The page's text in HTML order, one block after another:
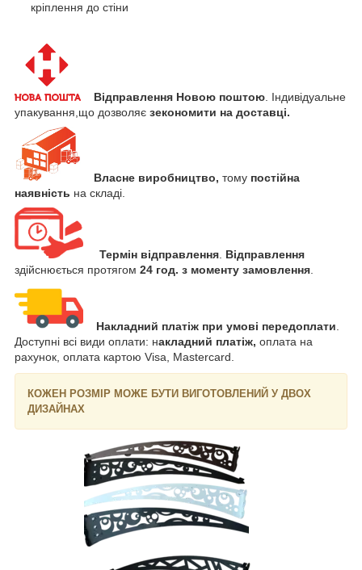
кріплення до стіни
Відправлення Новою поштою. Індивідуальне
упакування,що дозволяє зекономити на доставці.
Власне виробництво, тому постійна
наявність на складі.
Термін відправлення. Відправлення
здійснюється протягом 24 год. з моменту замовлення.
Накладний платіж при умові передоплати
Доступні всі види оплати: накладний платіж, оплата на
рахунок, оплата картою Visa, Mastercard.
КОЖЕН РОЗМІР МОЖЕ БУТИ ВИГОТОВЛЕНИЙ У ДВОХ
ДИЗАЙНАХ